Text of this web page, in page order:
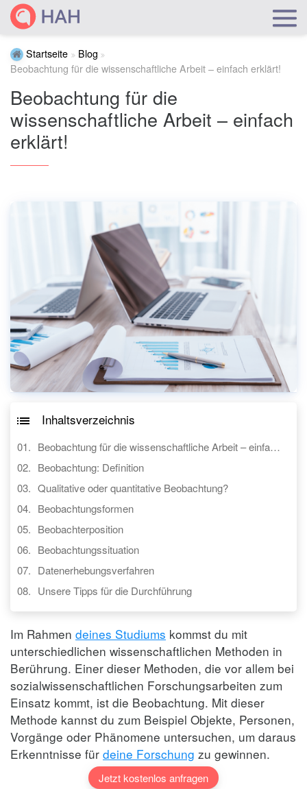
Startseite
Blog
Beobachtung für die wissenschaftliche Arbeit – einfach erklärt!
Beobachtung für die
wissenschaftliche Arbeit – einfach
erklärt!
Inhaltsverzeichnis
Beobachtung für die wissenschaftliche Arbeit – einfach erklärt!
Beobachtung: Definition
Qualitative oder quantitative Beobachtung?
Beobachtungsformen
Beobachterposition
Beobachtungssituation
Datenerhebungsverfahren
Unsere Tipps für die Durchführung
Im Rahmen deines Studiums kommst du mit
unterschiedlichen wissenschaftlichen Methoden in
Berührung. Einer dieser Methoden, die vor allem bei
sozialwissenschaftlichen Forschungsarbeiten zum
Einsatz kommt, ist die Beobachtung. Mit dieser
Methode kannst du zum Beispiel Objekte, Personen,
Vorgänge oder Phänomene untersuchen, um daraus
Erkenntnisse für deine Forschung zu gewinnen.
Jetzt kostenlos anfragen